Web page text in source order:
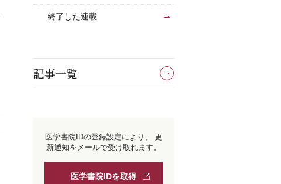
終了した連載
記事一覧
医学書院IDの登録設定により、
更
新通知をメールで受け取れます。
医学書院IDを取得